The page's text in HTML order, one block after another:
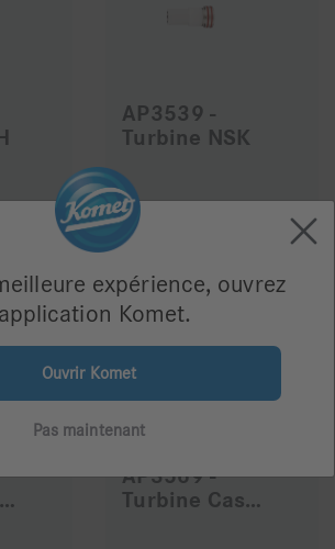
AP3539 -
Turbine NSK
44,46 €
Universel (contre-angle/pièce à main)
AP3569 -
Turbine Castellini
expérience, ouvrez
Komet.
Ouvrir Komet
Pas maintenant